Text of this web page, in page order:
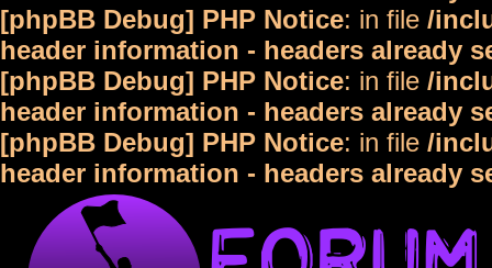
[phpBB Debug] PHP Notice: in file /
header information - headers already
[phpBB Debug] PHP Notice: in file /
header information - headers already
[phpBB Debug] PHP Notice: in file /
header information - headers already